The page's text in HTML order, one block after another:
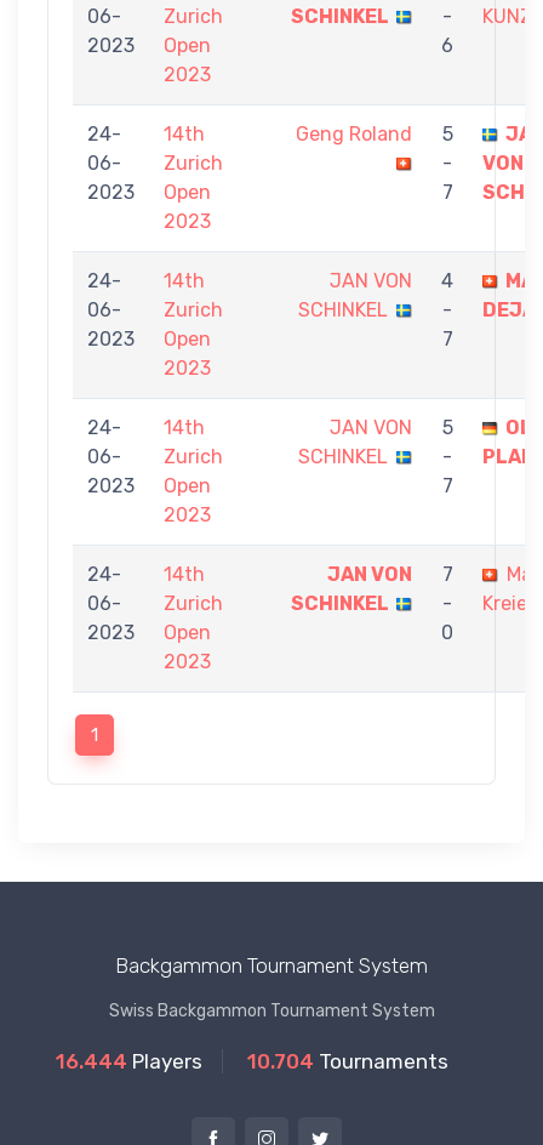
06-
2023
Zurich
Open
2023
SCHINKEL
-
6
24-
06-
2023
14th
Zurich
Open
2023
Geng Roland
5
-
7
VON
24-
06-
2023
14th
Zurich
Open
2023
JAN VON
SCHINKEL
4
-
7
24-
06-
2023
14th
Zurich
Open
2023
JAN VON
SCHINKEL
5
-
7
24-
06-
2023
14th
Zurich
Open
2023
JAN VON
SCHINKEL
7
-
0
1
Backgammon Tournament System
Swiss Backgammon Tournament System
16.444 Players 10.704 Tournaments